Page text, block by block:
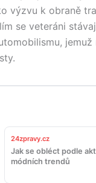
výzvu k obraně
se veteráni
24zpravy.cz
Jak se obléct podle
módních trendů